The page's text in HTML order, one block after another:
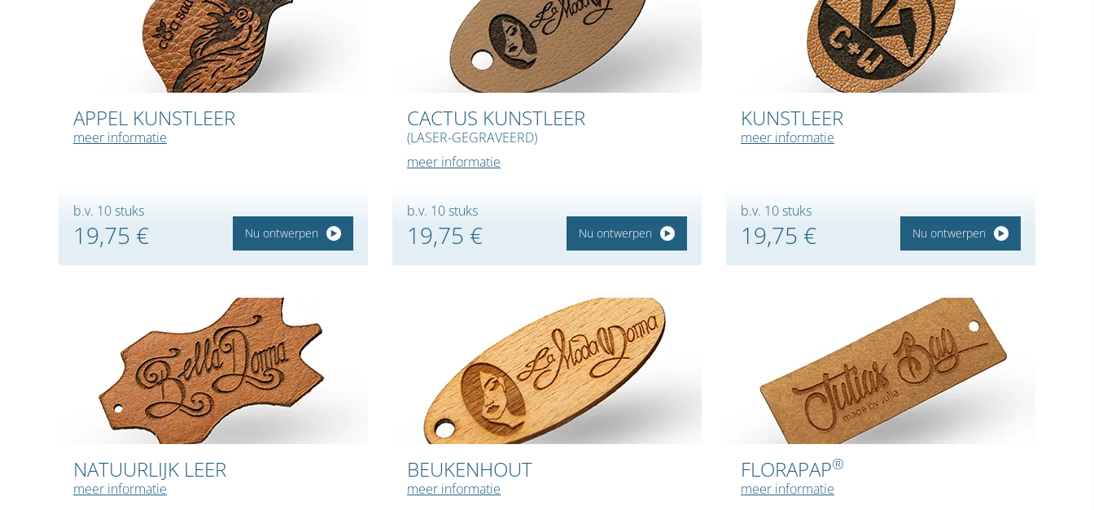
APPEL KUNSTLEER
meer informatie
b.v. 10 stuks
19,75 € Nu ontwerpen
CACTUS KUNSTLEER
(LASER-GEGRAVEERD)
meer informatie
b.v. 10 stuks
19,75 € Nu ontwerpen
KUNSTLEER
meer informatie
b.v. 10 stuks
19,75 € Nu ontwerpen
NATUURLIJK LEER
meer informatie
BEUKENHOUT
meer informatie
FLORAPAP®
meer informatie